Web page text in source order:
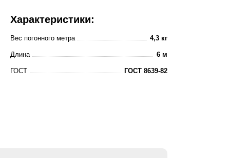
Характеристики:
Вес погонного метра 4,3 кг
Длина 6 м
ГОСТ ГОСТ 8639-82